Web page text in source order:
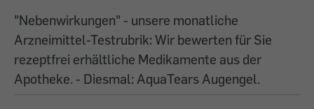
"Nebenwirkungen" - unsere monatliche
Arzneimittel-Testrubrik: Wir bewerten für Sie
rezeptfrei erhältliche Medikamente aus der
Apotheke. - Diesmal: AquaTears Augengel.